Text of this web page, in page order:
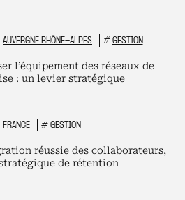
AUVERGNE RHÔNE-ALPES # GESTION
l’équipement des réseaux de
: un levier stratégique
FRANCE # GESTION
réussie des collaborateurs,
de rétention